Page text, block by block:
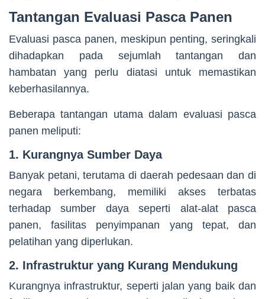
Tantangan Evaluasi Pasca Panen
Evaluasi pasca panen, meskipun penting, seringkali
dihadapkan pada sejumlah tantangan dan
hambatan yang perlu diatasi untuk memastikan
keberhasilannya.
Beberapa tantangan utama dalam evaluasi pasca
panen meliputi:
1. Kurangnya Sumber Daya
Banyak petani, terutama di daerah pedesaan dan di
negara berkembang, memiliki akses terbatas
terhadap sumber daya seperti alat-alat pasca
panen, fasilitas penyimpanan yang tepat, dan
pelatihan yang diperlukan.
2. Infrastruktur yang Kurang Mendukung
Kurangnya infrastruktur, seperti jalan yang baik dan